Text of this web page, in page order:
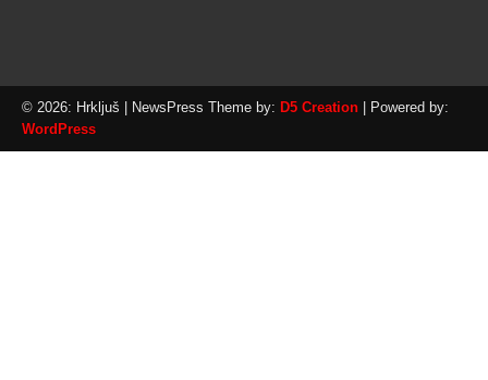
© 2026: Hrkljuš | NewsPress Theme by: D5 Creation | Powered by:
WordPress